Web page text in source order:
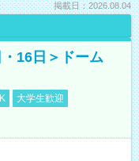
掲載日：2026.08.04
16日＞ドーム
大学生歓迎